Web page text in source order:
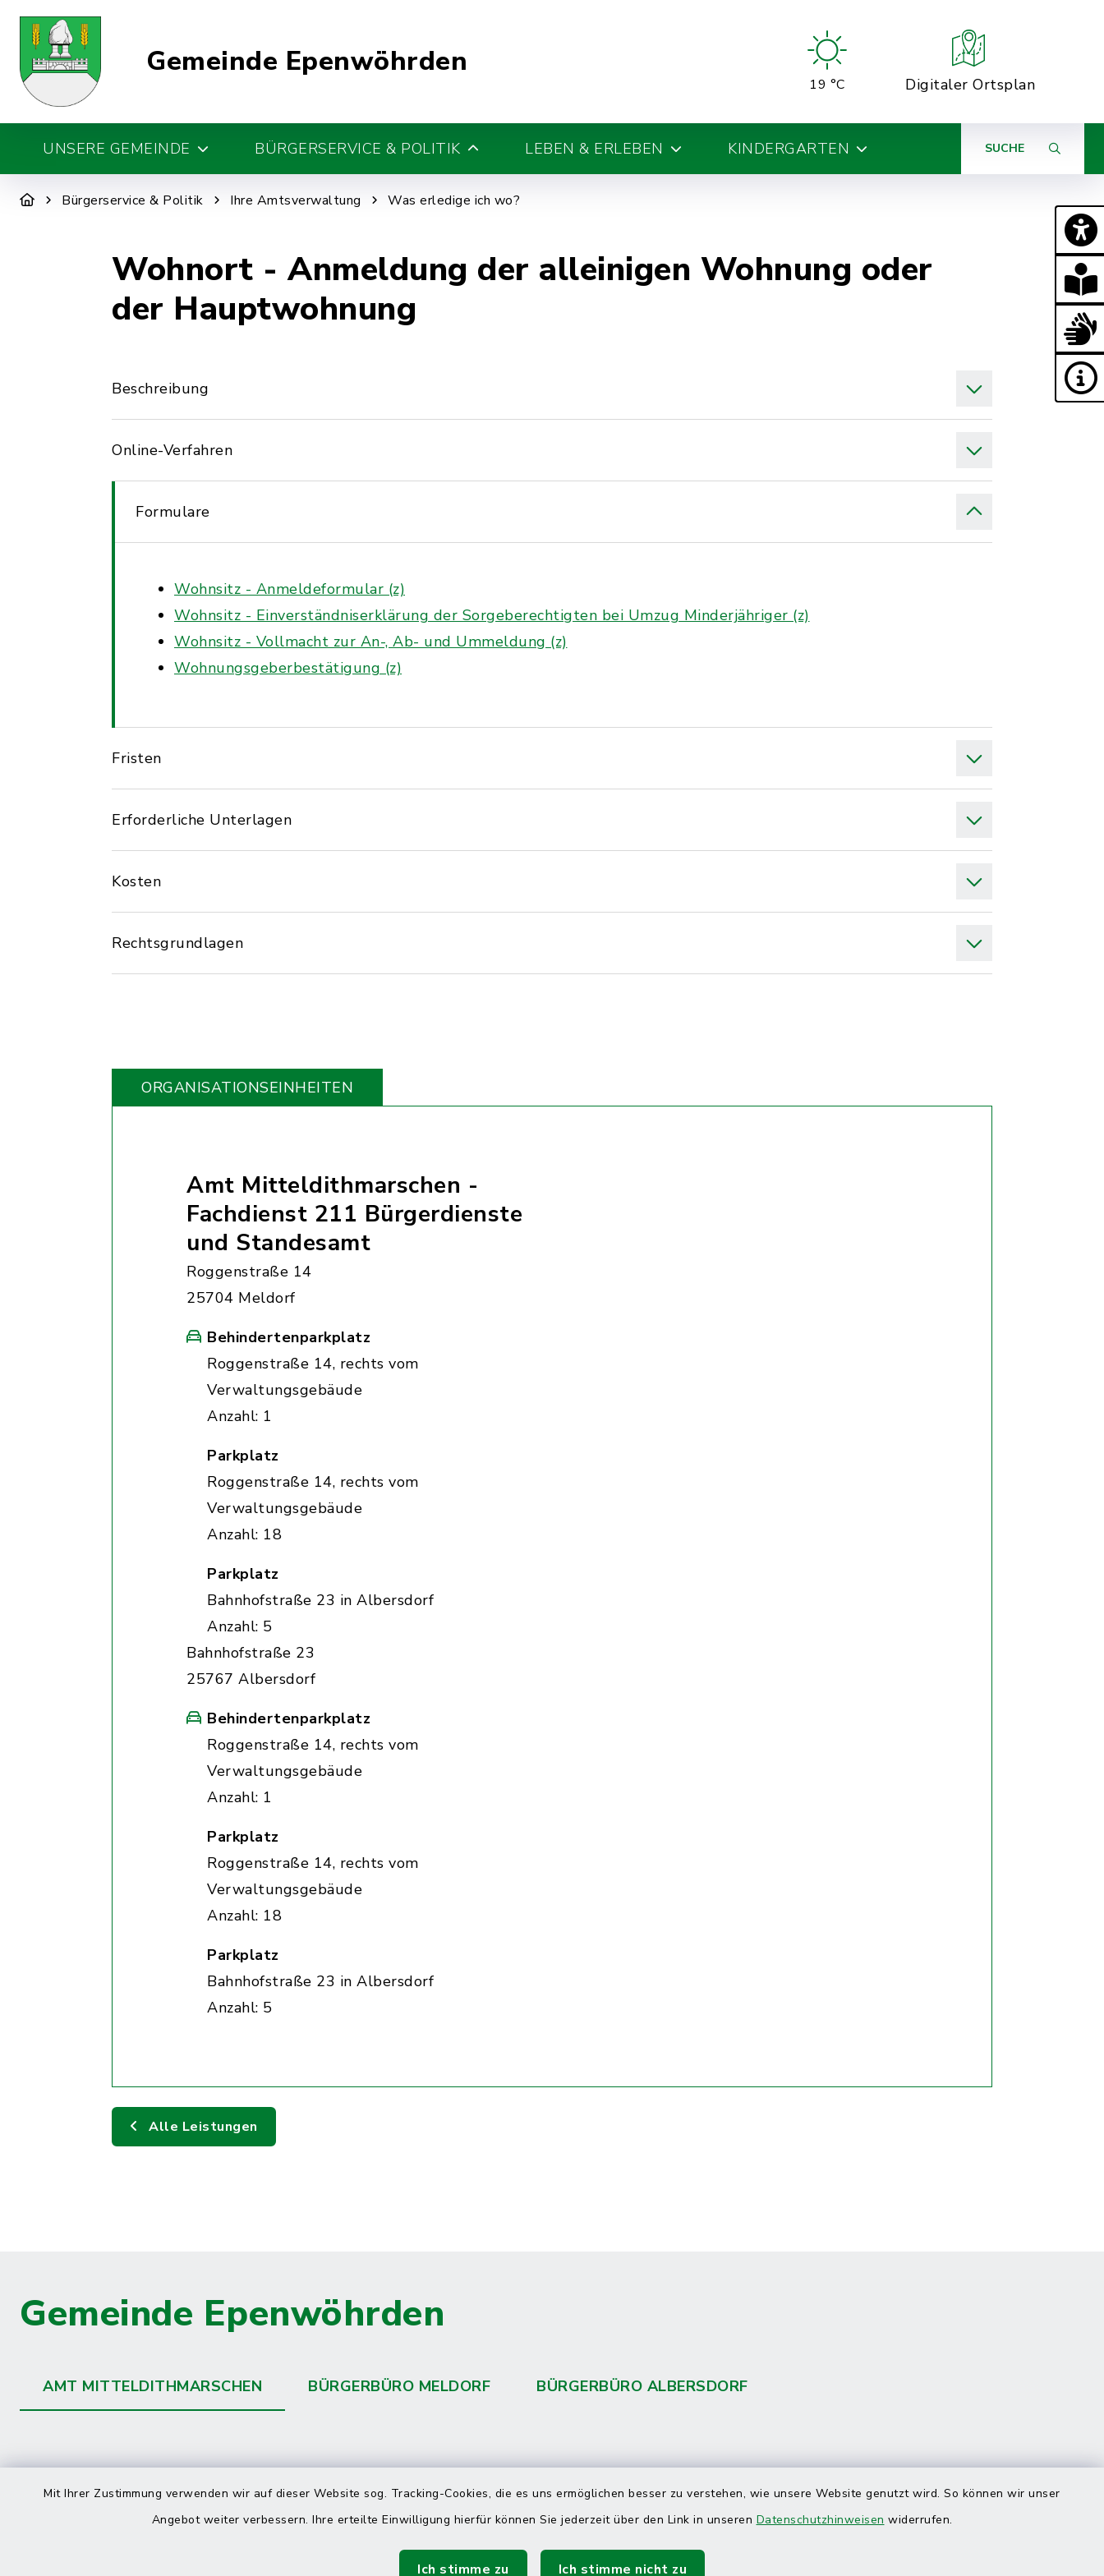
Mit Ihrer Zustimmung verwenden wir auf dieser Website sog. Tracking-Cookies, die es uns ermöglichen besser zu verstehen, wie unsere Website genutzt wird. So können wir unser
Angebot weiter verbessern. Ihre erteilte Einwilligung hierfür können Sie jederzeit über den Link in unseren Datenschutzhinweisen widerrufen.
Ich stimme zu Ich stimme nicht zu
Gemeinde Epenwöhrden
19 °C Digitaler Ortsplan
UNSERE GEMEINDE BÜRGERSERVICE & POLITIK LEBEN & ERLEBEN KINDERGARTEN SUCHE
Bürgerservice & Politik Ihre Amtsverwaltung Was erledige ich wo?
Wohnort - Anmeldung der alleinigen Wohnung oder
der Hauptwohnung
Beschreibung
Online-Verfahren
Formulare
Wohnsitz - Anmeldeformular (z)
Wohnsitz - Einverständniserklärung der Sorgeberechtigten bei Umzug Minderjähriger (z)
Wohnsitz - Vollmacht zur An-, Ab- und Ummeldung (z)
Wohnungsgeberbestätigung (z)
Fristen
Erforderliche Unterlagen
Kosten
Rechtsgrundlagen
ORGANISATIONS­EINHEITEN
Amt Mitteldithmarschen -
Fachdienst 211 Bürgerdienste
und Standesamt
Roggenstraße 14
25704 Meldorf
Behindertenparkplatz
Roggenstraße 14, rechts vom
Verwaltungsgebäude
Anzahl: 1
Parkplatz
Roggenstraße 14, rechts vom
Verwaltungsgebäude
Anzahl: 18
Parkplatz
Bahnhofstraße 23 in Albersdorf
Anzahl: 5
Bahnhofstraße 23
25767 Albersdorf
Behindertenparkplatz
Roggenstraße 14, rechts vom
Verwaltungsgebäude
Anzahl: 1
Parkplatz
Roggenstraße 14, rechts vom
Verwaltungsgebäude
Anzahl: 18
Parkplatz
Bahnhofstraße 23 in Albersdorf
Anzahl: 5
Alle Leistungen
Gemeinde Epenwöhrden
AMT MITTELDITHMARSCHEN BÜRGERBÜRO MELDORF BÜRGERBÜRO ALBERSDORF
Kontakt
direkte telefonische Erreichbarkeit per
Durchwahl
Montag - Donnerstag
08:00 Uhr – 12:00 Uhr